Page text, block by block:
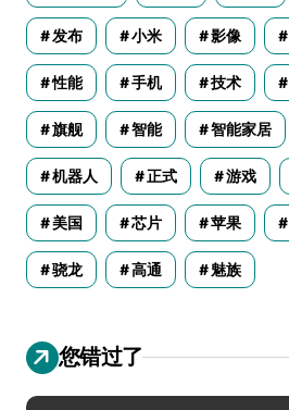
发布 小米 影像
性能 手机 技术
旗舰 智能 智能家居
机器人 正式 游戏
美国 芯片 苹果
骁龙 高通 魅族
您错过了